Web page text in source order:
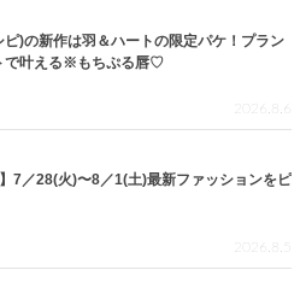
)の新作は羽＆ハートの限定パケ！プラン
で叶える※もちぷる唇♡
2026.8.6
】7／28(火)〜8／1(土)最新ファッションをピ
2026.8.5